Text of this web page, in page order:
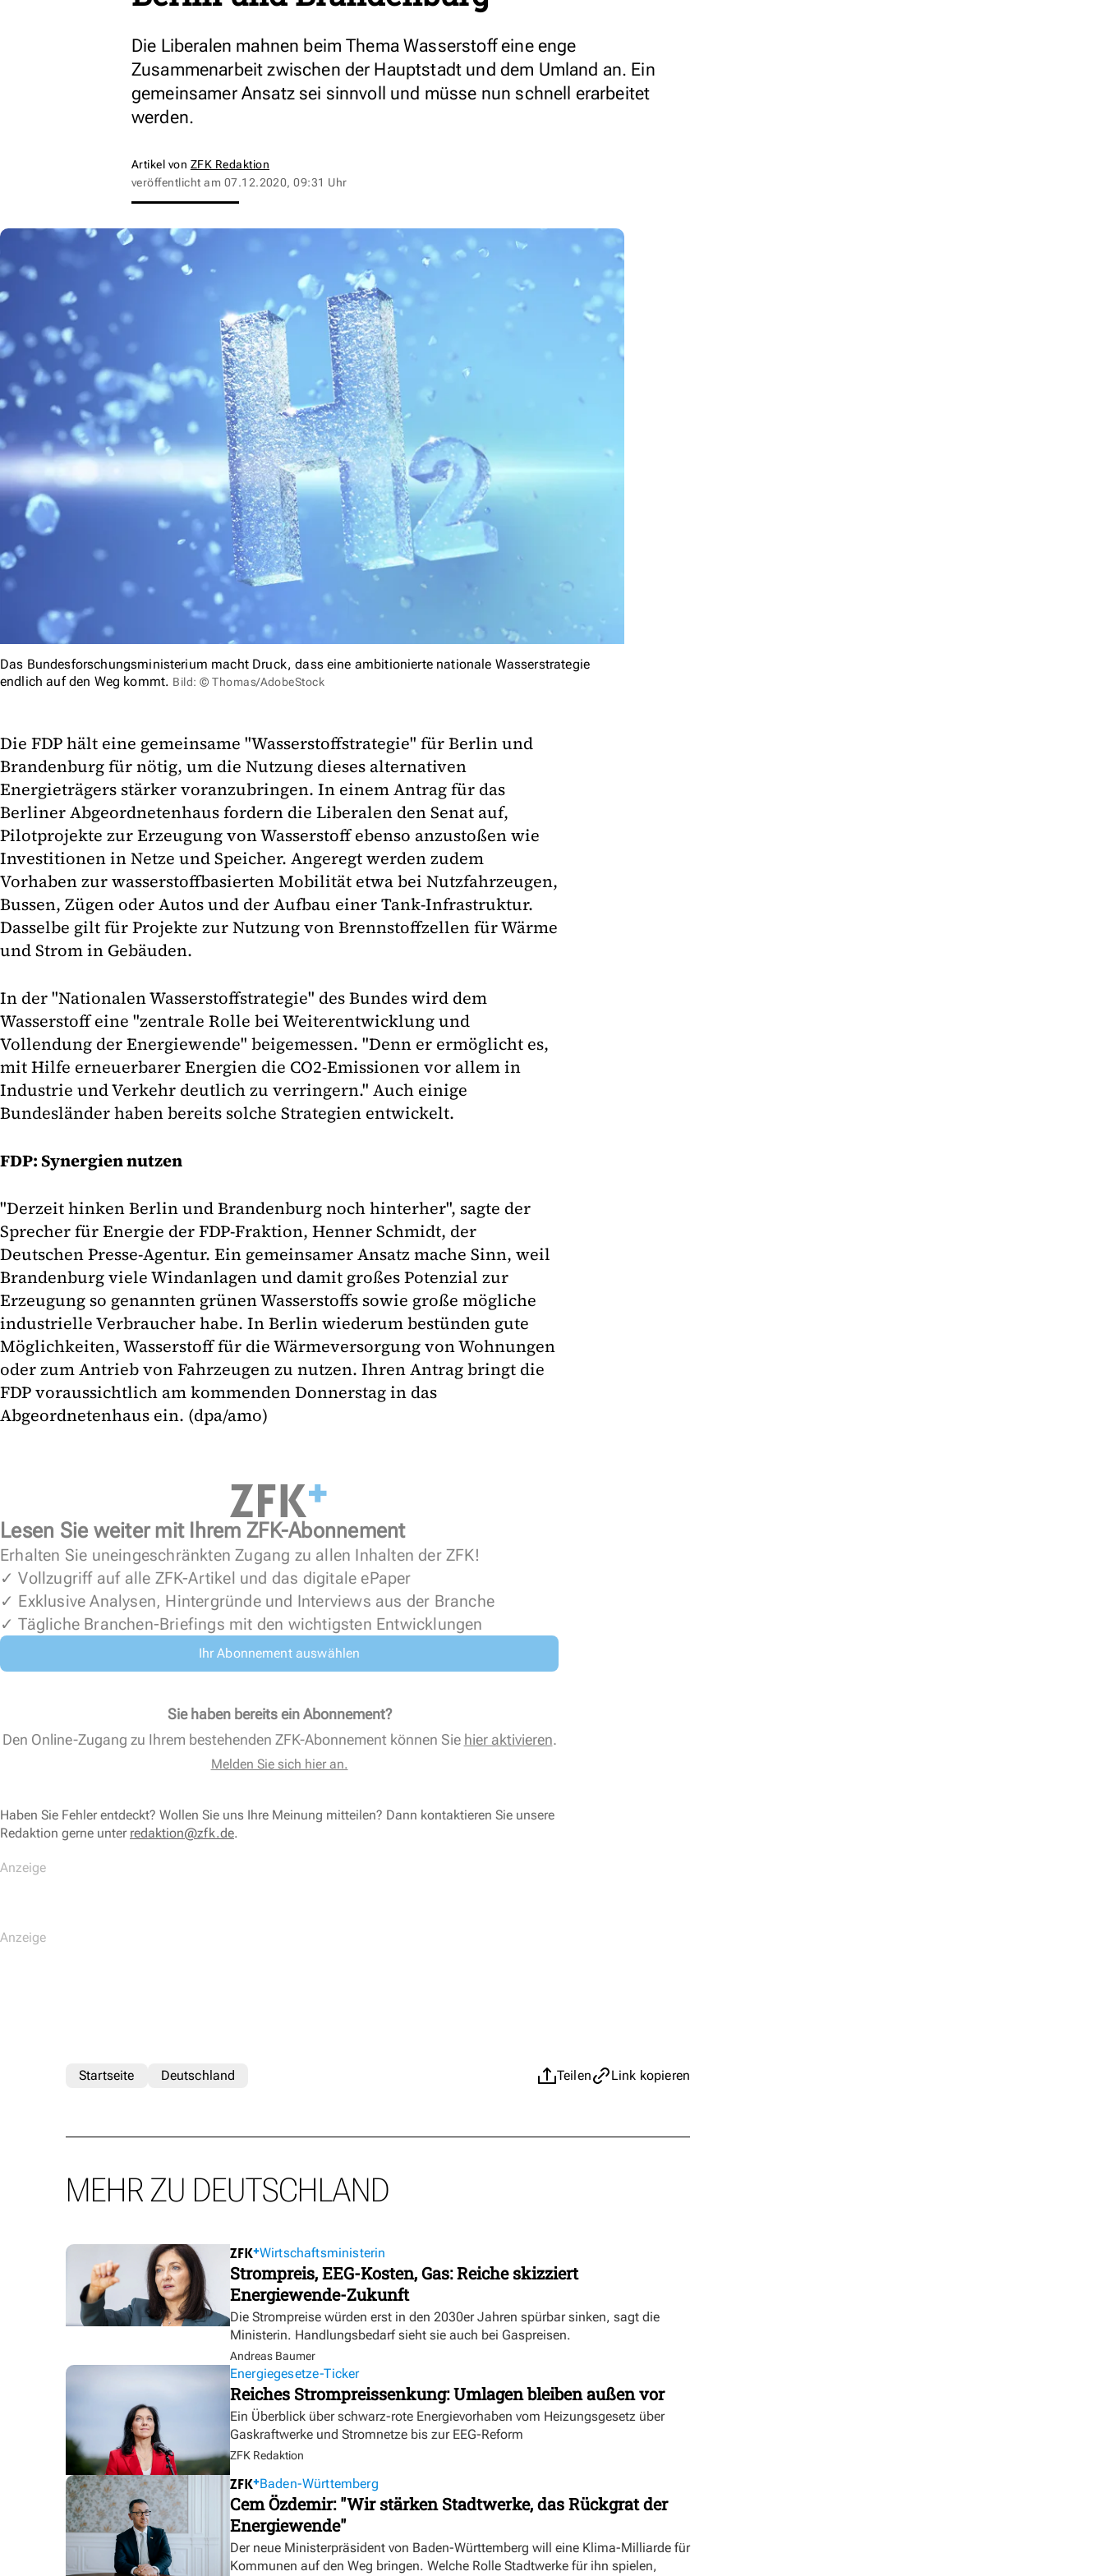
Die Liberalen mahnen beim Thema Wasserstoff eine enge
Zusammenarbeit zwischen der Hauptstadt und dem Umland an. Ein
gemeinsamer Ansatz sei sinnvoll und müsse nun schnell erarbeitet
werden.
Artikel von ZFK Redaktion
veröffentlicht am 07.12.2020, 09:31 Uhr
Das Bundesforschungsministerium macht Druck, dass eine ambitionierte nationale Wasserstrategie
endlich auf den Weg kommt. Bild: © Thomas/AdobeStock
Die FDP hält eine gemeinsame "Wasserstoffstrategie" für Berlin und
Brandenburg für nötig, um die Nutzung dieses alternativen
Energieträgers stärker voranzubringen. In einem Antrag für das
Berliner Abgeordnetenhaus fordern die Liberalen den Senat auf,
Pilotprojekte zur Erzeugung von Wasserstoff ebenso anzustoßen wie
Investitionen in Netze und Speicher. Angeregt werden zudem
Vorhaben zur wasserstoffbasierten Mobilität etwa bei Nutzfahrzeugen,
Bussen, Zügen oder Autos und der Aufbau einer Tank-Infrastruktur.
Dasselbe gilt für Projekte zur Nutzung von Brennstoffzellen für Wärme
und Strom in Gebäuden.
In der "Nationalen Wasserstoffstrategie" des Bundes wird dem
Wasserstoff eine "zentrale Rolle bei Weiterentwicklung und
Vollendung der Energiewende" beigemessen. "Denn er ermöglicht es,
mit Hilfe erneuerbarer Energien die CO2-Emissionen vor allem in
Industrie und Verkehr deutlich zu verringern." Auch einige
Bundesländer haben bereits solche Strategien entwickelt.
FDP: Synergien nutzen
"Derzeit hinken Berlin und Brandenburg noch hinterher", sagte der
Sprecher für Energie der FDP-Fraktion, Henner Schmidt, der
Deutschen Presse-Agentur. Ein gemeinsamer Ansatz mache Sinn, weil
Brandenburg viele Windanlagen und damit großes Potenzial zur
Erzeugung so genannten grünen Wasserstoffs sowie große mögliche
industrielle Verbraucher habe. In Berlin wiederum bestünden gute
Möglichkeiten, Wasserstoff für die Wärmeversorgung von Wohnungen
oder zum Antrieb von Fahrzeugen zu nutzen. Ihren Antrag bringt die
FDP voraussichtlich am kommenden Donnerstag in das
Abgeordnetenhaus ein. (dpa/amo)
Lesen Sie weiter mit Ihrem ZFK-Abonnement
Erhalten Sie uneingeschränkten Zugang zu allen Inhalten der ZFK!
✓ Vollzugriff auf alle ZFK-Artikel und das digitale ePaper
✓ Exklusive Analysen, Hintergründe und Interviews aus der Branche
✓ Tägliche Branchen-Briefings mit den wichtigsten Entwicklungen
Ihr Abonnement auswählen
Sie haben bereits ein Abonnement?
Den Online-Zugang zu Ihrem bestehenden ZFK-Abonnement können Sie hier aktivieren.
Melden Sie sich hier an.
Haben Sie Fehler entdeckt? Wollen Sie uns Ihre Meinung mitteilen? Dann kontaktieren Sie unsere
Redaktion gerne unter redaktion@zfk.de.
Teilen Link kopieren
Startseite Deutschland
MEHR ZU DEUTSCHLAND
Wirtschaftsministerin
Strompreis, EEG-Kosten, Gas: Reiche skizziert
Energiewende-Zukunft
Die Strompreise würden erst in den 2030er Jahren spürbar sinken, sagt die
Ministerin. Handlungsbedarf sieht sie auch bei Gaspreisen.
Andreas Baumer
Energiegesetze-Ticker
Reiches Strompreissenkung: Umlagen bleiben außen vor
Ein Überblick über schwarz-rote Energievorhaben vom Heizungsgesetz über
Gaskraftwerke und Stromnetze bis zur EEG-Reform
ZFK Redaktion
Baden-Württemberg
Cem Özdemir: "Wir stärken Stadtwerke, das Rückgrat der
Energiewende"
Der neue Ministerpräsident von Baden-Württemberg will eine Klima-Milliarde für
Kommunen auf den Weg bringen. Welche Rolle Stadtwerke für ihn spielen,